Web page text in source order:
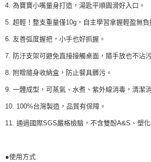
３．未成年的使用者請事先徵得法定代理人或監護
任。
時審查核予不同之上限額度；若仍有額度不足之情
請求用戶進行身份認證。
５．嚴禁一人註冊多個帳號或使用他人資訊註冊。
恩沛科技股份有限公司將有權停止該用戶之使用額
4. 為寶寶小嘴量身打造，湯匙平順圓滑好入口。
5. 超輕！整支重量僅10g，自主學習拿握輕盈無負
6. 友善弧度握把，小手也好抓握。
7. 防汙支架可避免直接接觸桌面，隨手放也不沾
8. 附贈隨身收納盒，防止餐具髒污。
9. 一體成型，可蒸氣、水煮、紫外線消毒，清潔
10. 100%台灣製造，品質有保障。
11. 通過國際SGS嚴格檢驗，不含雙酚A&S、塑化
●使用方式